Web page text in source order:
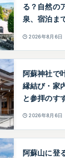
る？自然の
泉、宿泊ま
2026年8月6日
阿蘇神社で
縁結び・家
と参拝のす
2026年8月6日
阿蘇山に登